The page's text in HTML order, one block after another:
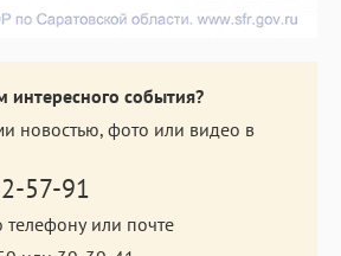
интересного события?
новостью, фото или видео в
57-91
телефону или почте